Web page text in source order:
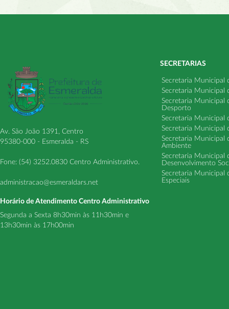
Av. São João 1391, Centro
95380-000 - Esmeralda - RS
Fone: (54) 3252.0830 Centro Administrativo.
administracao@esmeraldars.net
Horário de Atendimento Centro Administrativo
Segunda a Sexta 8h30min às 11h30min e
13h30min às 17h00min
SECRETARIAS
Secretaria Municipal
Secretaria Municipal
Secretaria Municipal
Desporto
Secretaria Municipal
Secretaria Municipal
Secretaria Municipal
Ambiente
Secretaria Municipal
Desenvolvimento
Secretaria Municipal
Especiais